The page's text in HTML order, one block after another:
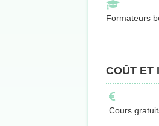
Formateurs
COÛT ET
Cours